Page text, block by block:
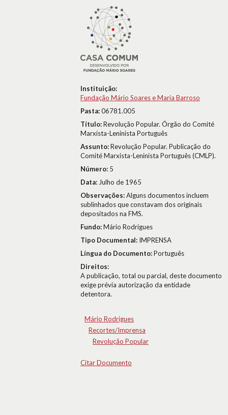
Instituição:
Fundação Mário Soares e Maria Barroso
Pasta:06781.005
Título:Revolução Popular. Órgão do Comité
Marxista-Leninista Português
Assunto:Revolução Popular. Publicação do
Comité Marxista-Leninista Português (CMLP).
Número: 5
Data: Julho de 1965
Observações:Alguns documentos incluem
sublinhados que constavam dos originais
depositados na FMS.
Fundo:Mário Rodrigues
Tipo Documental: IMPRENSA
Língua do Documento:Português
Direitos:
A publicação, total ou parcial, deste documento
exige prévia autorização da entidade
detentora.
Mário Rodrigues
Recortes/Imprensa
Revolução Popular
Citar Documento